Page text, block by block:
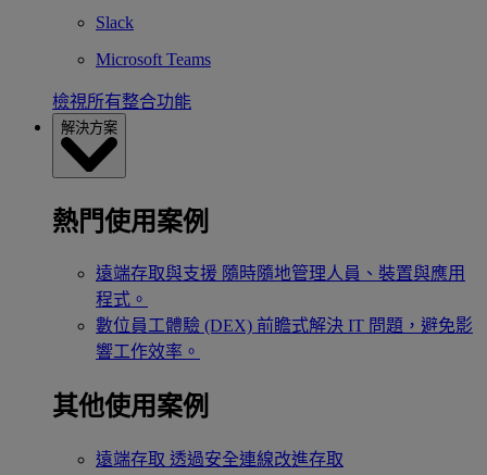
Slack
Microsoft Teams
檢視所有整合功能
解決方案
熱門使用案例
遠端存取與支援 隨時隨地管理人員、裝置與應用
程式。
數位員工體驗 (DEX) 前瞻式解決 IT 問題，避免影
響工作效率。
其他使用案例
遠端存取 透過安全連線改進存取